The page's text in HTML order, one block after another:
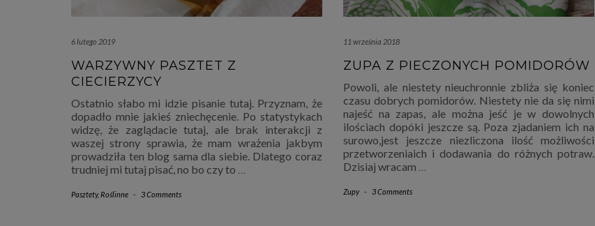
6 lutego 2019
WARZYWNY PASZTET Z
CIECIERZYCY
Ostatnio słabo mi idzie pisanie tutaj. Przyznam, że
dopadło mnie jakieś zniechęcenie. Po statystykach
widzę, że zaglądacie tutaj, ale brak interakcji z
waszej strony sprawia, że mam wrażenia jakbym
prowadziła ten blog sama dla siebie. Dlatego coraz
trudniej mi tutaj pisać, no bo czy to …
Pasztety,Roślinne - 3 Comments
11 września 2018
ZUPA Z PIECZONYCH POMIDORÓW
Powoli, ale niestety nieuchronnie zbliża się koniec
czasu dobrych pomidorów. Niestety nie da się nimi
najeść na zapas, ale można jeść je w dowolnych
ilościach dopóki jeszcze są. Poza zjadaniem ich na
surowo,jest jeszcze niezliczona ilość możliwości
przetworzeniaich i dodawania do różnych potraw.
Dzisiaj wracam …
Zupy - 3 Comments